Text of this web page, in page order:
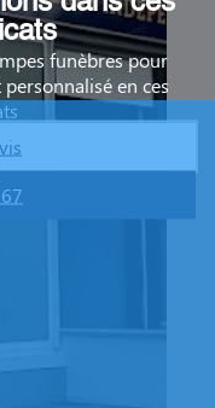
funèbres pour
en ces